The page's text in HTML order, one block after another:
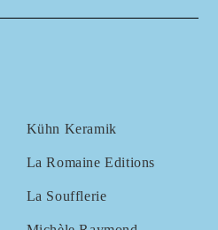
Kühn Keramik
La Romaine Editions
La Soufflerie